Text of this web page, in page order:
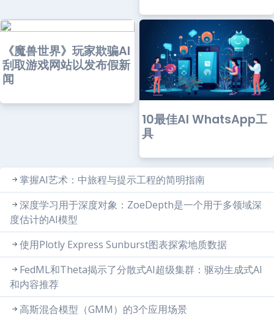
《魔兽世界》玩家欺骗AI
刮取游戏网站以发布假新
闻
10最佳AI WhatsApp工
具
掌握AI艺术：中旅程与提示工程的简明指南
深度学习用于深度对象：ZoeDepth是一个用于多领域深
度估计的AI模型
使用Plotly Express Sunburst图表探索地质数据
FedML和Theta揭示了分散式AI超级集群：驱动生成式AI
和内容推荐
高斯混合模型（GMM）的3个应用场景